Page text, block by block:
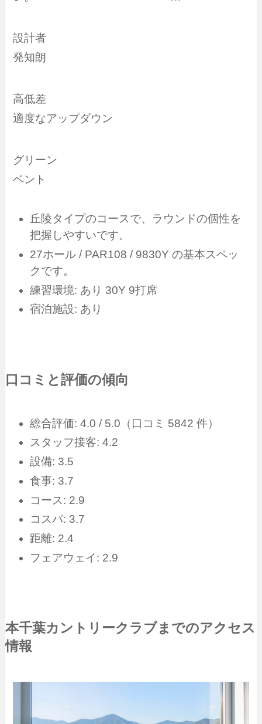
設計者
発知朗
高低差
適度なアップダウン
グリーン
ベント
丘陵タイプのコースで、ラウンドの個性を
把握しやすいです。
27ホール / PAR108 / 9830Y の基本スペッ
クです。
練習環境: あり 30Y 9打席
宿泊施設: あり
口コミと評価の傾向
総合評価: 4.0 / 5.0（口コミ 5842 件）
スタッフ接客: 4.2
設備: 3.5
食事: 3.7
コース: 2.9
コスパ: 3.7
距離: 2.4
フェアウェイ: 2.9
本千葉カントリークラブまでのアクセス
情報